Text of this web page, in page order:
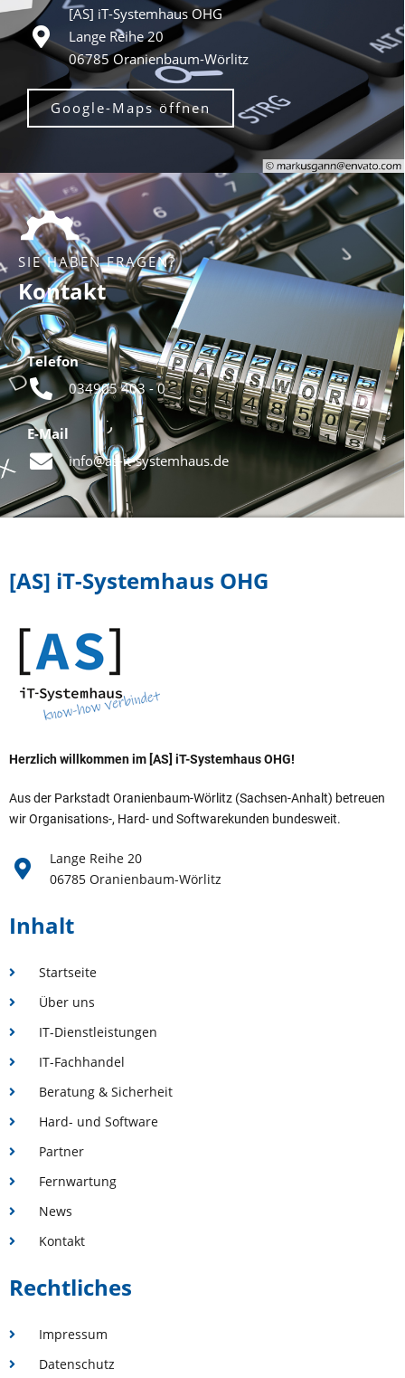
[AS] iT-Systemhaus OHG
Lange Reihe 20
06785 Oranienbaum-Wörlitz
Google-Maps öffnen
SIE HABEN FRAGEN?
Kontakt
Telefon
034905 403 - 0
E-Mail
info@as-it-systemhaus.de
[AS] iT-Systemhaus OHG
Herzlich willkommen im [AS] iT-Systemhaus OHG!
Aus der Parkstadt Oranienbaum-Wörlitz (Sachsen-Anhalt) betreuen
wir Organisations-, Hard- und Softwarekunden bundesweit.
Lange Reihe 20
06785 Oranienbaum-Wörlitz
Inhalt
Startseite
Über uns
IT-Dienstleistungen
IT-Fachhandel
Beratung & Sicherheit
Hard- und Software
Partner
Fernwartung
News
Kontakt
Rechtliches
Impressum
Datenschutz